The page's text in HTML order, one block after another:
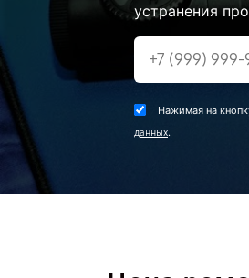
устранения
Нажимая на
данных.